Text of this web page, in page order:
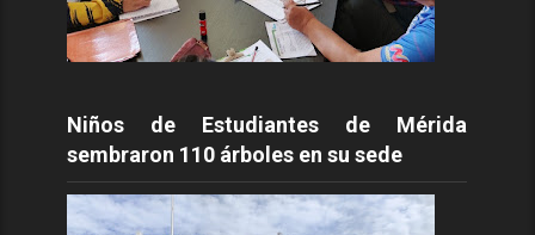
Niños de Estudiantes de Mérida
sembraron 110 árboles en su sede